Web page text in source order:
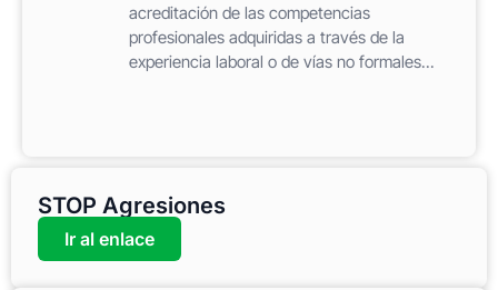
acreditación de las competencias
profesionales adquiridas a través de la
experiencia laboral o de vías no formales...
STOP Agresiones
Ir al enlace